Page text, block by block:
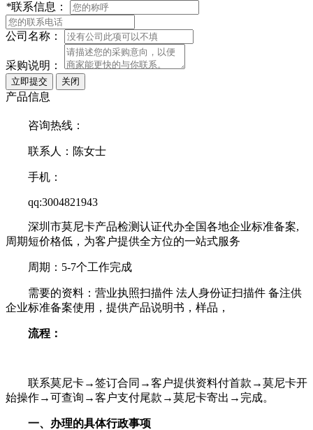
*联系信息：
公司名称：
采购说明：
产品信息
咨询热线：
联系人：陈女士
手机：
qq:3004821943
深圳市莫尼卡产品检测认证代办全国各地企业标准备案,
周期短价格低，为客户提供全方位的一站式服务
周期：5-7个工作完成
需要的资料：营业执照扫描件 法人身份证扫描件 备注供
企业标准备案使用，提供产品说明书，样品，
流程：
联系莫尼卡→签订合同→客户提供资料付首款→莫尼卡开
始操作→可查询→客户支付尾款→莫尼卡寄出→完成。
一、办理的具体行政事项